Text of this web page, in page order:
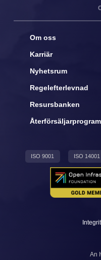
Om oss
Karriär
Nyhetsrum
Regelefterlevnad
Resursbanken
Återförsäljarprogram
ISO 9001 ISO 14001
An